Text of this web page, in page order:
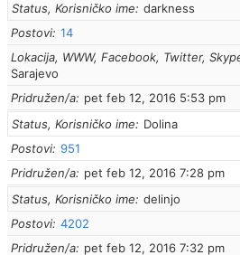
Status, Korisničko ime
darkness
Postovi 14
Lokacija, WWW, Facebook, Twitter,
Sarajevo
Pridružen/a
pet feb 12, 2016 5:53 pm
Status, Korisničko ime
Dolina
Postovi 951
Pridružen/a
pet feb 12, 2016 7:28 pm
Status, Korisničko ime
delinjo
Postovi 4202
Pridružen/a
pet feb 12, 2016 7:32 pm